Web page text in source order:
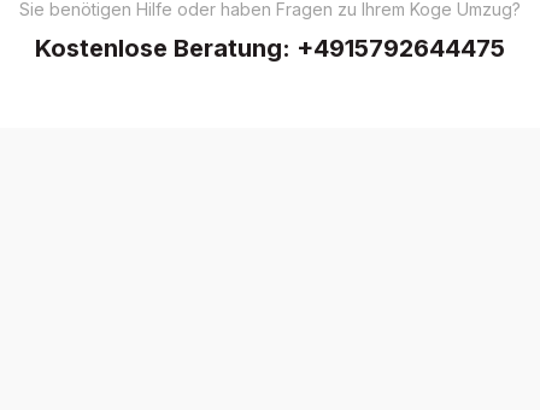
Sie benötigen Hilfe oder haben Fragen zu Ihrem Koge Umzug?
Kostenlose Beratung: +4915792644475